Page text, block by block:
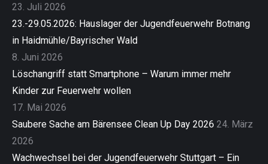
23. Juli 2026
23.-29.05.2026: Hauslager der Jugendfeuerwehr Botnang
in Haidmühle/Bayrischer Wald
8. Juni 2026
Löschangriff statt Smartphone – Warum immer mehr
Kinder zur Feuerwehr wollen
17. Mai 2026
Saubere Sache am Bärensee Clean Up Day 2026 24. März
2026
Wachwechsel bei der Jugendfeuerwehr Stuttgart – Ein